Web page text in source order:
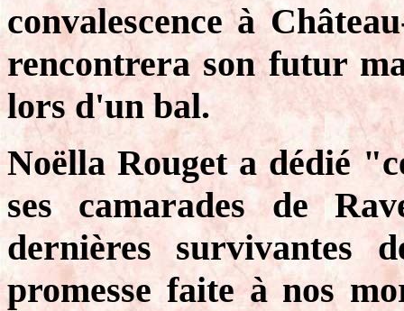
convalescence à
rencontrera son futur
lors d'un bal.
Noëlla Rouget a dédié
ses camarades de
dernières
promesse faite à nos